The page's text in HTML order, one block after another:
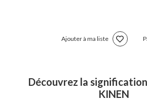
Ajouter à ma liste
Découvrez la
KINEN